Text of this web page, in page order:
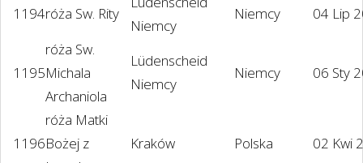
1194róża Sw. Rity
Niemcy
Niemcy 04 Lip
1195
róża Sw.
Michala
Archaniola
Lüdenscheid
Niemcy
Niemcy 06 Sty
1196
róża Matki
Bożej z
Kraków Polska 02 Kwi